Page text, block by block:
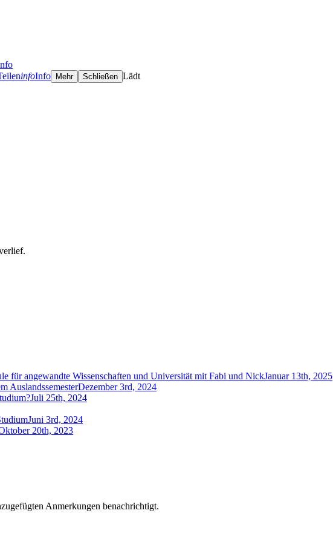
infoInfo Mehr Schließen Lädt
für angewandte Wissenschaften und Universität mit Fabi und NickJanuar 13th, 2025
AuslandssemesterDezember 3rd, 2024
Juli 25th, 2024
Juni 3rd, 2024
20th, 2023
Anmerkungen benachrichtigt.